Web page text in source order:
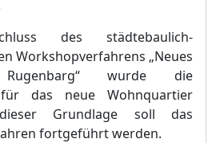
des städtebaulich-
Workshopverfahrens „Neues
wurde die
r das neue Wohnquartier
dieser Grundlage soll das
fortgeführt werden.